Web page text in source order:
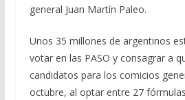
general Juan Martín Paleo.
Unos 35 millones de argentinos
votar en las PASO y consagrar a
candidatos para los comicios
octubre, al optar entre 27